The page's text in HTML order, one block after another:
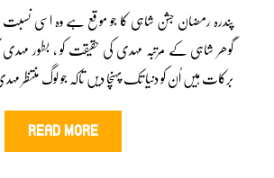
پندرہ رمضان جشن شاہی کا جو موقع ہے وہ اسی
گوھر شاہی کے مرتبہ مہدی کی حقیقت کو ، بطور
برکات ہیں اُن کو دنیا تک پہنچا دیں تاکہ جو لوگ
READ MORE